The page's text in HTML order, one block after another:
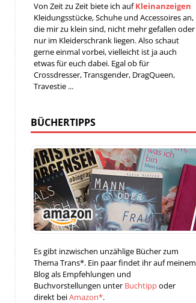
Von Zeit zu Zeit biete ich aufKleinanzeigen
Kleidungsstücke, Schuhe und Accessoires an,
die mir zu klein sind, nicht mehr gefallen oder
nur im Kleiderschrank liegen. Also schaut
gerne einmal vorbei, vielleicht ist ja auch
etwas für euch dabei. Egal ob für
Crossdresser, Transgender, DragQueen,
Travestie ...
BÜCHERTIPPS
Es gibt inzwischen unzählige Bücher zum
Thema Trans*. Ein paar findet ihr auf meinem
Blog als Empfehlungen und
Buchvorstellungen unter Buchtippoder
direkt beiAmazon*.